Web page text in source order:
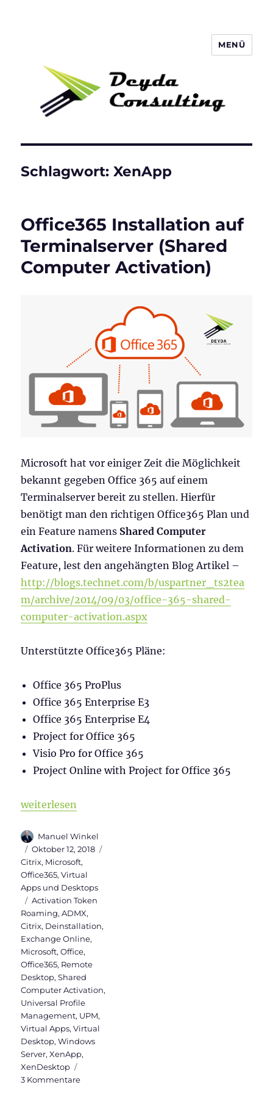
MENÜ
Schlagwort:XenApp
Office365 Installation auf
Terminalserver (Shared
Computer Activation)
Microsoft hat vor einiger Zeit die Möglichkeit
bekannt gegeben Office 365 auf einem
Terminalserver bereit zu stellen. Hierfür
benötigt man den richtigen Office365 Plan und
ein Feature namens Shared Computer
Activation. Für weitere Informationen zu dem
Feature, lest den angehängten Blog Artikel –
http://blogs.technet.com/b/uspartner_ts2tea
m/archive/2014/09/03/office-365-shared-
computer-activation.aspx
Unterstützte Office365 Pläne:
Office 365 ProPlus
Office 365 Enterprise E3
Office 365 Enterprise E4
Project for Office 365
Visio Pro for Office 365
Project Online with Project for Office 365
„Office365 Installation auf Terminalserver
weiterlesen
Autor
Manuel Winkel
Veröffentlicht
am
Oktober 12, 2018
Citrix, Microsoft,
Office365,Virtual
Apps und Desktops
Schlagwörter
Activation Token
Roaming,ADMX,
Citrix, Deinstallation,
Exchange Online,
Microsoft,Office,
Office365, Remote
Desktop,Shared
Computer Activation,
Universal Profile
Management, UPM,
Virtual Apps,Virtual
Desktop,Windows
Server,XenApp,
XenDesktop
3 Kommentarezu